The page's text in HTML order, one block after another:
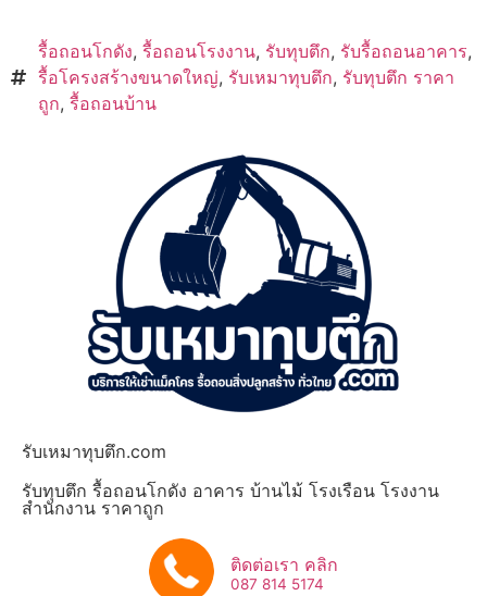
รื้อถอนโกดัง, รื้อถอนโรงงาน, รับทุบตึก, รับรื้อถอนอาคาร,
รื้อโครงสร้างขนาดใหญ่, รับเหมาทุบตึก, รับทุบตึก ราคา
ถูก, รื้อถอนบ้าน
รับเหมาทุบตึก.com
รับทุบตึก รื้อถอนโกดัง อาคาร บ้านไม้ โรงเรือน โรงงาน
สำนักงาน ราคาถูก
ติดต่อเรา คลิก
087 814 5174